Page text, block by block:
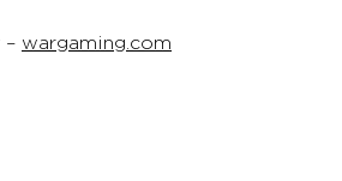
– wargaming.com